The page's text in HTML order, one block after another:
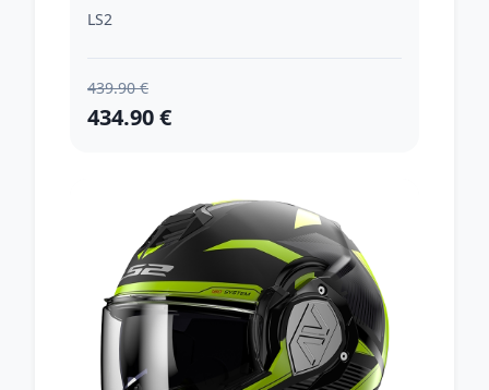
LS2
439.90 €
434.90 €